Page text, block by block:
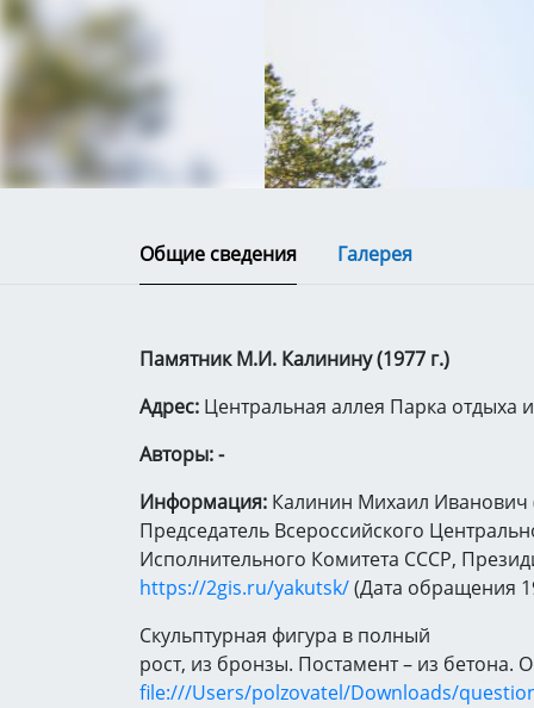
Общие сведения Галерея
Памятник М.И. Калинину (1977 г.)
Адрес: Центральная аллея Парка отдыха
Авторы: -
Информация: Калинин Михаил Иванович
Председатель Всероссийского
Исполнительного Комитета СССР,
https://2gis.ru/yakutsk/(Дата обращения
Скульптурная фигура в полный
рост, из бронзы. Постамент – из бетона.
file:///Users/polzovatel/Downloads/